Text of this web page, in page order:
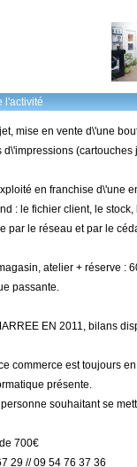
l'activité
mise en vente d\'une
d\'impressions
en franchise d\'une
: le fichier client, le
par le réseau et par le
atelier + réserve :
passante.
EN 2011, bilans
commerce est toujours
présente.
souhaitant se
700€
29 // 09 54 76 37 36